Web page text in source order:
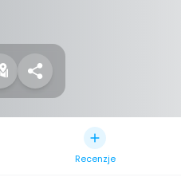
Recenzje